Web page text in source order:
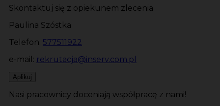
Skontaktuj się z opiekunem zlecenia
Paulina Szóstka
Telefon: 577511922
e-mail: rekrutacja@inserv.com.pl
Aplikuj
Nasi pracownicy doceniają współpracę z nami!